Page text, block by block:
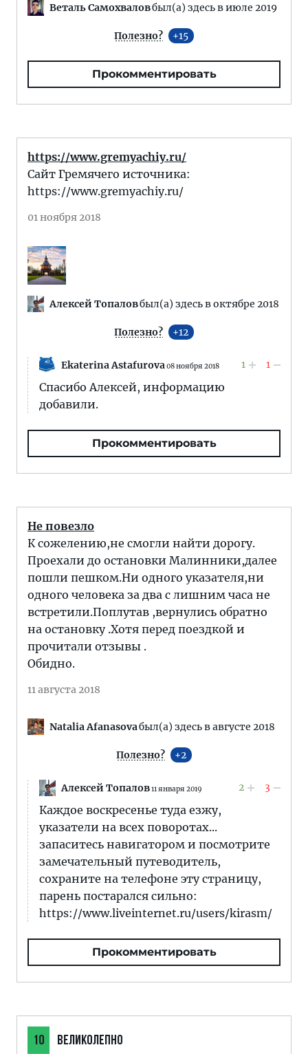
Веталь Самохваловбыл(а) здесь в июле 2019
Полезно? 15
Прокомментировать
https://www.gremyachiy.ru/
Сайт Гремячего источника:
https://www.gremyachiy.ru/
01 ноября 2018
Алексей Топаловбыл(а) здесь в октябре 2018
Полезно? 12
Ekaterina Astafurova 08 ноября 2018 1 1
Спасибо Алексей, информацию
добавили.
Прокомментировать
Не повезло
К сожелению,не смогли найти дорогу.
Проехали до остановки Малинники,далее
пошли пешком.Ни одного указателя,ни
одного человека за два с лишним часа не
встретили.Поплутав ,вернулись обратно
на остановку .Хотя перед поездкой и
прочитали отзывы .
Обидно.
11 августа 2018
Natalia Afanasovaбыл(а) здесь в августе 2018
Полезно? 2
Алексей Топалов11 января 2019 2 3
Каждое воскресенье туда езжу,
указатели на всех поворотах...
запаситесь навигатором и посмотрите
замечательный путеводитель,
сохраните на телефоне эту страницу,
парень постарался сильно:
https://www.liveinternet.ru/users/kirasm/
Прокомментировать
10 ВЕЛИКОЛЕПНО